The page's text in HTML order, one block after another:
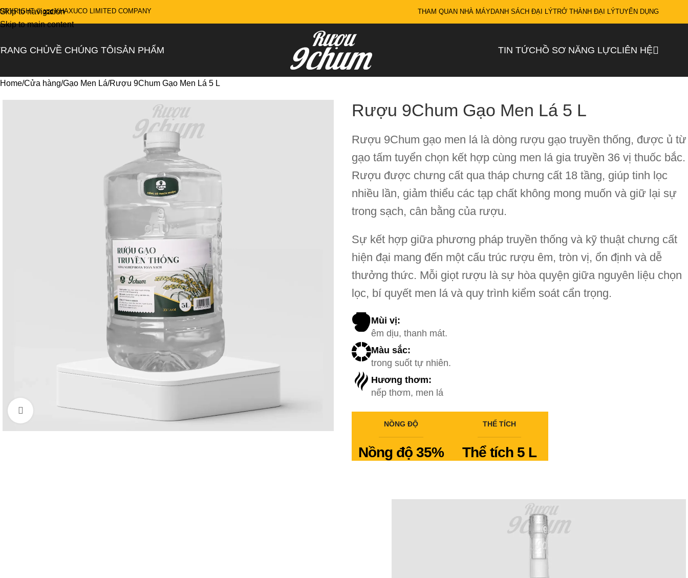
Skip to navigation
Skip to main content
© KHAXUCO LIMITED COMPANY THAM QUAN NHÀ MÁYDANH SÁCH ĐẠI LÝTRỞ THÀNH ĐẠI LÝTUYỂN DỤNG
CHỦVỀ CHÚNG TÔISẢN PHẨM TIN TỨCHỒ SƠ NĂNG LỰCLIÊN HỆ
Home Cửa hàng Gạo Men Lá Rượu 9Chum Gạo Men Lá 5 L
Click to enlarge
Rượu 9Chum Gạo Men Lá 5 L
Rượu 9Chum gạo men lá là dòng rượu gạo truyền thống, được ủ từ
gạo tấm tuyển chọn kết hợp cùng men lá gia truyền 36 vị thuốc bắc.
Rượu được chưng cất qua tháp chưng cất 18 tầng, giúp tinh lọc
nhiều lần, giảm thiểu các tạp chất không mong muốn và giữ lại sự
trong sạch, cân bằng của rượu.
Sự kết hợp giữa phương pháp truyền thống và kỹ thuật chưng cất
hiện đại mang đến một cấu trúc rượu êm, tròn vị, ổn định và dễ
thưởng thức. Mỗi giọt rượu là sự hòa quyện giữa nguyên liệu chọn
lọc, bí quyết men lá và quy trình kiểm soát cẩn trọng.
Mùi vị:
êm dịu, thanh mát.
Màu sắc:
trong suốt tự nhiên.
Hương thơm:
nếp thơm, men lá
NỒNG ĐỘ
Nồng độ 35%
THỂ TÍCH
Thể tích 5 L